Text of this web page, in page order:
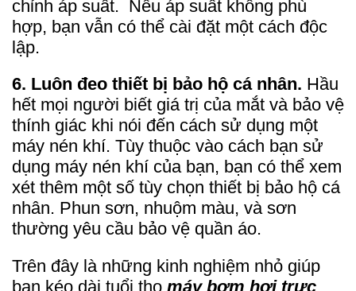
chỉnh áp suất. Nếu áp suất không phù
hợp, bạn vẫn có thể cài đặt một cách độc
lập.
6. Luôn đeo thiết bị bảo hộ cá nhân. Hầu
hết mọi người biết giá trị của mắt và bảo vệ
thính giác khi nói đến cách sử dụng một
máy nén khí. Tùy thuộc vào cách bạn sử
dụng máy nén khí của bạn, bạn có thể xem
xét thêm một số tùy chọn thiết bị bảo hộ cá
nhân. Phun sơn, nhuộm màu, và sơn
thường yêu cầu bảo vệ quần áo.
Trên đây là những kinh nghiệm nhỏ giúp
bạn kéo dài tuổi thọ máy bơm hơi trực